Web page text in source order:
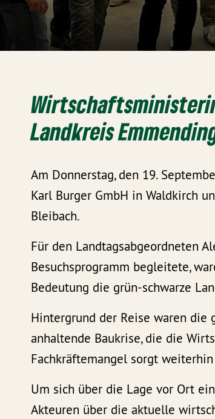
Landkreis
Am Donnerstag, den 19.
Karl Burger GmbH in Waldkirch
Bleibach.
Für den Landtagsabgeordneten
Besuchsprogramm begleitete,
Bedeutung die grün-schwarze
Hintergrund der Reise waren die
anhaltende Baukrise, die die
Fachkräftemangel sorgt
Um sich über die Lage vor Ort
Akteuren über die aktuelle